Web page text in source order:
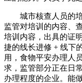
城市核查人员的培
监管对培训的内容、
培训内容，出具的证
捷的线长进修 + 线下
用，食物平安办理人
求，监管部分正在日
办理程度的企业。能